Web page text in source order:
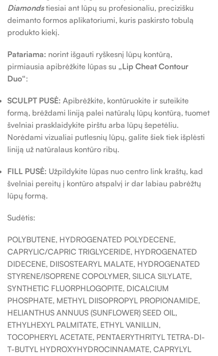
Diamondstiesiai ant lūpų su profesionaliu, precizišku
deimanto formos aplikatoriumi, kuris paskirsto tobulą
produkto kiekį.
Patariama: norint išgauti ryškesnį lūpų kontūrą,
pirmiausia apibrėžkite lūpas su „Lip Cheat Contour
Duo“:
SCULPT PUSĖ: Apibrėžkite, kontūruokite ir suteikite
formą, brėždami liniją palei natūralų lūpų kontūrą, tuomet
švelniai prasklaidykite pirštu arba lūpų šepetėliu.
Norėdami vizualiai putlesnių lūpų, galite šiek tiek išplėsti
liniją už natūralaus kontūro ribų.
FILL PUSĖ: Užpildykite lūpas nuo centro link kraštų, kad
švelniai pereitų į kontūro atspalvį ir dar labiau pabrėžtų
lūpų formą.
Sudėtis:
POLYBUTENE, HYDROGENATED POLYDECENE,
CAPRYLIC/CAPRIC TRIGLYCERIDE, HYDROGENATED
DIDECENE, DIISOSTEARYL MALATE, HYDROGENATED
STYRENE/ISOPRENE COPOLYMER, SILICA SILYLATE,
SYNTHETIC FLUORPHLOGOPITE, DICALCIUM
PHOSPHATE, METHYL DIISOPROPYL PROPIONAMIDE,
HELIANTHUS ANNUUS (SUNFLOWER) SEED OIL,
ETHYLHEXYL PALMITATE, ETHYL VANILLIN,
TOCOPHERYL ACETATE, PENTAERYTHRITYL TETRA-DI-
T-BUTYL HYDROXYHYDROCINNAMATE, CAPRYLYL